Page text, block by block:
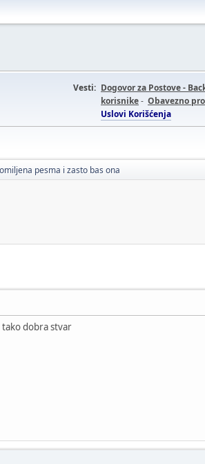
Vesti: Dogovor za Postove -
korisnike- Obavezno
Uslovi Korišćenja
pesma i zasto bas ona
tako dobra stvar